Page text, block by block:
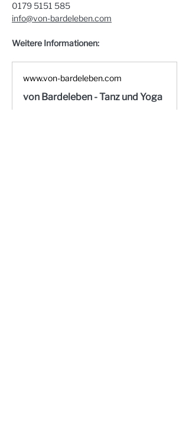
0179 5151 585
info@von-bardeleben.com
Weitere Informationen:
www.von-bardeleben.com
von Bardeleben - Tanz und Yoga